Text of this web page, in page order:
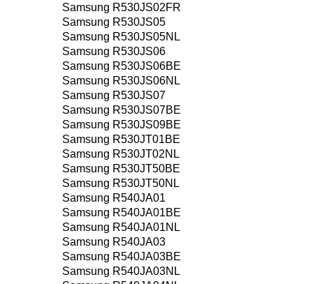
Samsung R530JS02FR
Samsung R530JS05
Samsung R530JS05NL
Samsung R530JS06
Samsung R530JS06BE
Samsung R530JS06NL
Samsung R530JS07
Samsung R530JS07BE
Samsung R530JS09BE
Samsung R530JT01BE
Samsung R530JT02NL
Samsung R530JT50BE
Samsung R530JT50NL
Samsung R540JA01
Samsung R540JA01BE
Samsung R540JA01NL
Samsung R540JA03
Samsung R540JA03BE
Samsung R540JA03NL